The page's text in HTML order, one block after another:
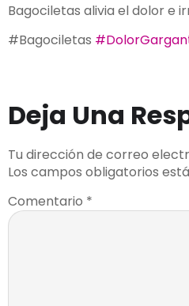
Bagociletas alivia el dolor e
#‎Bagociletas
Deja Una
Tu dirección de correo
Los campos obligatorios
Comentario *